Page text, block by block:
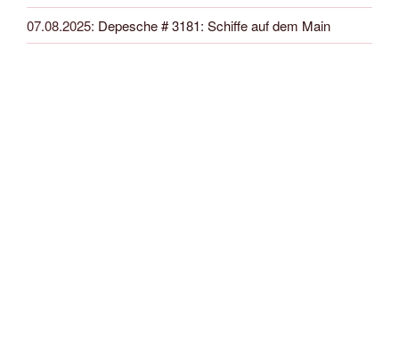
07.08.2025: Depesche # 3181: Schiffe auf dem Main